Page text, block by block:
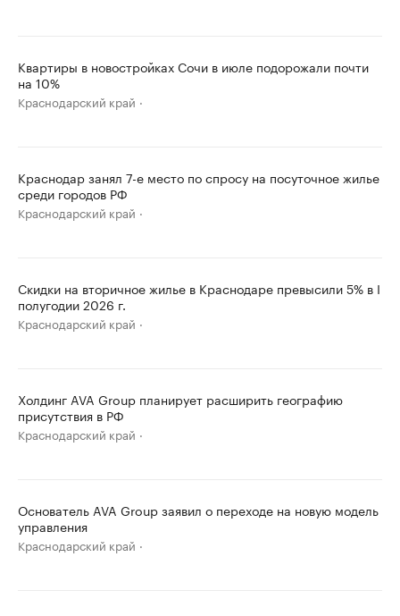
Квартиры в новостройках Сочи в июле подорожали почти
на 10%
Краснодарский край
Краснодар занял 7-е место по спросу на посуточное жилье
среди городов РФ
Краснодарский край
Скидки на вторичное жилье в Краснодаре превысили 5% в I
полугодии 2026 г.
Краснодарский край
Холдинг AVA Group планирует расширить географию
присутствия в РФ
Краснодарский край
Основатель AVA Group заявил о переходе на новую модель
управления
Краснодарский край